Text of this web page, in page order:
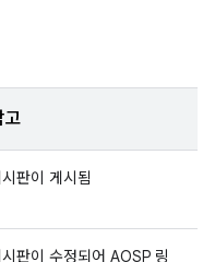
고
판이 게시됨
시판이 수정되어 AOSP 링